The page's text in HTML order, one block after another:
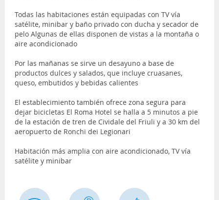
Todas las habitaciones están equipadas con TV vía
satélite, minibar y baño privado con ducha y secador de
pelo Algunas de ellas disponen de vistas a la montaña o
aire acondicionado
Por las mañanas se sirve un desayuno a base de
productos dulces y salados, que incluye cruasanes,
queso, embutidos y bebidas calientes
El establecimiento también ofrece zona segura para
dejar bicicletas El Roma Hotel se halla a 5 minutos a pie
de la estación de tren de Cividale del Friuli y a 30 km del
aeropuerto de Ronchi dei Legionari
Habitación más amplia con aire acondicionado, TV vía
satélite y minibar